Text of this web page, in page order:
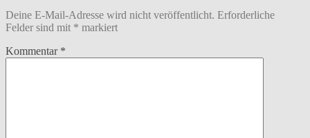
Deine E-Mail-Adresse wird nicht veröffentlicht. Erforderliche
Felder sind mit * markiert
Kommentar *